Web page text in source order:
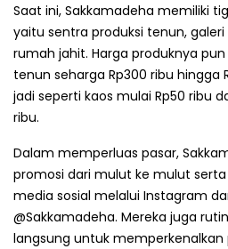
Saat ini, Sakkamadeha memiliki
yaitu sentra produksi tenun,
rumah jahit. Harga produknya
tenun seharga Rp300 ribu hingga
jadi seperti kaos mulai Rp50 ribu
ribu.
Dalam memperluas pasar,
promosi dari mulut ke mulut
media sosial melalui Instagram
@Sakkamadeha. Mereka juga
langsung untuk memperkenalkan